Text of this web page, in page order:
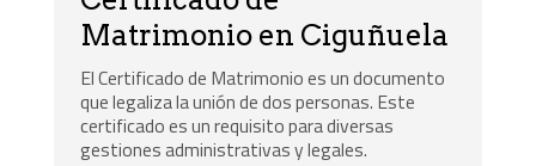
Matrimonio en Ciguñuela
El Certificado de Matrimonio es un documento
que legaliza la unión de dos personas. Este
certificado es un requisito para diversas
gestiones administrativas y legales.